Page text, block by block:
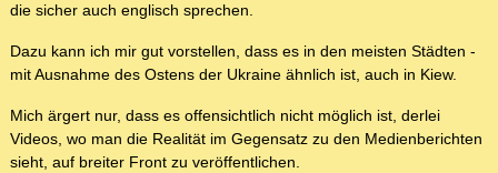
die sicher auch englisch sprechen.
Dazu kann ich mir gut vorstellen, dass es in den meisten Städten -
mit Ausnahme des Ostens der Ukraine ähnlich ist, auch in Kiew.
Mich ärgert nur, dass es offensichtlich nicht möglich ist, derlei
Videos, wo man die Realität im Gegensatz zu den Medienberichten
sieht, auf breiter Front zu veröffentlichen.